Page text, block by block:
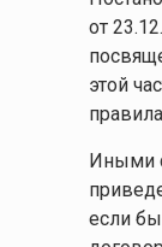
от
этой
Иными
если